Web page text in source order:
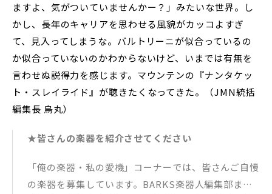
ますよ、気がついていませんかー？」みたいな世界。し
かし、長年のキャリアを思わせる風貌がカッコよすぎ
て、見入ってしまうな。バルトリーニが似合っているの
か似合っていないのかわからないけど、いまでは有無を
言わせぬ説得力を感じます。マウンテンの『ナンタケッ
ト・スレイライド』が聴きたくなってきた。（JMN統括
編集長 烏丸）
★皆さんの楽器を紹介させてください
「俺の楽器・私の愛機」コーナーでは、皆さんご自慢
の楽器を募集しています。BARKS楽器人編集部まで